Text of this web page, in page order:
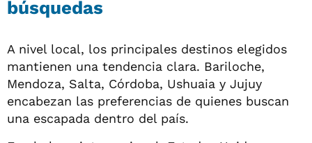
búsquedas
A nivel local, los principales destinos elegidos
mantienen una tendencia clara. Bariloche,
Mendoza, Salta, Córdoba, Ushuaia y Jujuy
encabezan las preferencias de quienes buscan
una escapada dentro del país.